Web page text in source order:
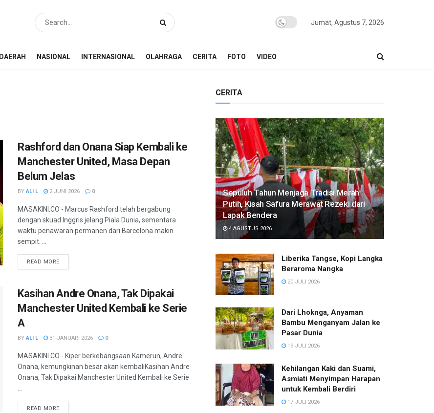
Jumat, Agustus 7, 2026
DAERAH NASIONAL INTERNASIONAL OLAHRAGA CERITA FOTO VIDEO
Rashford dan Onana Siap Kembali ke
Manchester United, Masa Depan
Belum Jelas
BY ALI L 2 JUNI 2026 0
MASAKINI.CO - Marcus Rashford telah bergabung
dengan skuad Inggris jelang Piala Dunia, sementara
waktu penawaran permanen dari Barcelona makin
sempit. ...
READ MORE
Kasihan Andre Onana, Tak Dipakai
Manchester United Kembali ke Serie
A
BY ALI L 31 JANUARI 2026 0
MASAKINI.CO - Kiper berkebangsaan Kamerun, Andre
Onana, kemungkinan besar akan kembaliKasihan Andre
Onana, Tak Dipakai Manchester United Kembali ke Serie
READ MORE
CERITA
Sepuluh Tahun Menjaga Tradisi Merah
Putih, Kisah Safura Merawat Rezeki dari
Lapak Bendera
4 AGUSTUS 2026
Liberika Tangse, Kopi Langka
Beraroma Nangka
20 JULI 2026
Dari Lhoknga, Anyaman
Bambu Menganyam Jalan ke
Pasar Dunia
19 JULI 2026
Kehilangan Kaki dan Suami,
Asmiati Menyimpan Harapan
untuk Kembali Berdiri
17 JULI 2026